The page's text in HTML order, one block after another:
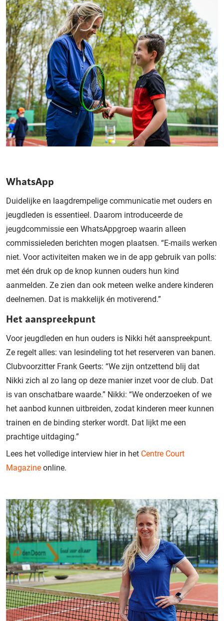
WhatsApp
Duidelijke en laagdrempelige communicatie met ouders en
jeugdleden is essentieel. Daarom introduceerde de
jeugdcommissie een WhatsAppgroep waarin alleen
commissieleden berichten mogen plaatsen. “E-mails werken
niet. Voor activiteiten maken we in de app gebruik van polls:
met één druk op de knop kunnen ouders hun kind
aanmelden. Ze zien dan ook meteen welke andere kinderen
deelnemen. Dat is makkelijk én motiverend.”
Het aanspreekpunt
Voor jeugdleden en hun ouders is Nikki hét aanspreekpunt.
Ze regelt alles: van lesindeling tot het reserveren van banen.
Clubvoorzitter Frank Geerts: “We zijn ontzettend blij dat
Nikki zich al zo lang op deze manier inzet voor de club. Dat
is van onschatbare waarde.” Nikki: “We onderzoeken of we
het aanbod kunnen uitbreiden, zodat kinderen meer kunnen
trainen en de binding sterker wordt. Dat lijkt me een
prachtige uitdaging.”
Lees het volledige interview hier in het Centre Court
Magazine online.